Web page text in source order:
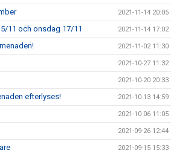
2021-11-14 20:05
11 och onsdag 17/11 2021-11-14 17:02
2021-11-02 11:30
2021-10-27 11:32
2021-10-20 20:33
efterlyses! 2021-10-13 14:59
2021-10-06 11:05
2021-09-26 12:44
2021-09-15 15:33